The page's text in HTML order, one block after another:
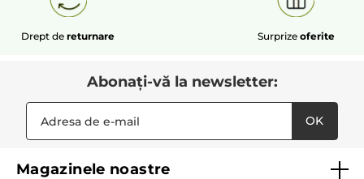
Drept dereturnare Surprize oferite
Abonați-vă la newsletter:
OK
Magazinele noastre